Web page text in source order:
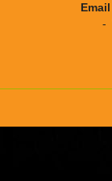
Email
-